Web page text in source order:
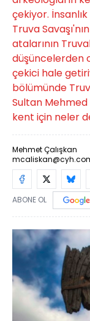
çekiyor. İnsanlık
Truva
atalarının
düşüncelerden
çekici hale
bölümünde
Sultan
kent için neler
Mehmet Çalışkan
ABONE OL